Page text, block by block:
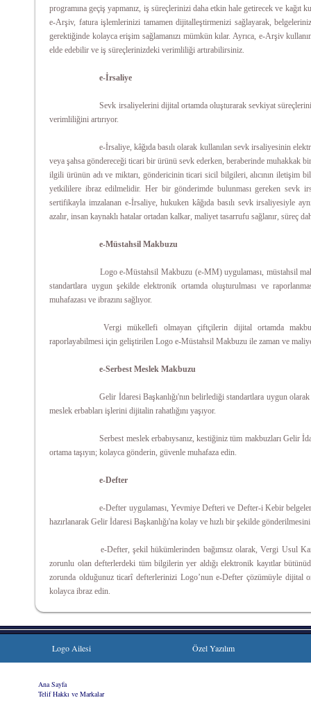
programına geçiş yapmanız, iş süreçlerinizi daha etkin hale getirecek ve kağıt
e-Arşiv, fatura işlemlerinizi tamamen dijitalleştirmenizi sağlayarak,
gerektiğinde kolayca erişim sağlamanızı mümkün kılar. Ayrıca, e-Arşiv
elde edebilir ve iş süreçlerinizdeki verimliliği artırabilirsiniz.
e-İrsaliye
Sevk irsaliyelerini dijital ortamda oluşturarak sevkiyat
verimliliğini artırıyor.
e-İrsaliye, kâğıda basılı olarak kullanılan sevk irsaliyesinin
veya şahsa göndereceği ticari bir ürünü sevk ederken, beraberinde muhakkak
ilgili ürünün adı ve miktarı, göndericinin ticari sicil bilgileri, alıcının iletişim
yetkililere ibraz edilmelidir. Her bir gönderimde bulunması gereken sevk
sertifikayla imzalanan e-İrsaliye, hukuken kâğıda basılı sevk irsaliyesiyle
azalır, insan kaynaklı hatalar ortadan kalkar, maliyet tasarrufu sağlanır, süreç
e-Müstahsil Makbuzu
Logo e-Müstahsil Makbuzu (e-MM) uygulaması, müstahsil
standartlara uygun şekilde elektronik ortamda oluşturulması ve
muhafazası ve ibrazını sağlıyor.
Vergi mükellefi olmayan çiftçilerin dijital ortamda
raporlayabilmesi için geliştirilen Logo e-Müstahsil Makbuzu ile zaman ve
e-Serbest Meslek Makbuzu
Gelir İdaresi Başkanlığı'nın belirlediği standartlara uygun
meslek erbabları işlerini dijitalin rahatlığını yaşıyor.
Serbest meslek erbabıysanız, kestiğiniz tüm makbuzları Gelir
ortama taşıyın; kolayca gönderin, güvenle muhafaza edin.
e-Defter
e-Defter uygulaması, Yevmiye Defteri ve Defter-i Kebir
hazırlanarak Gelir İdaresi Başkanlığı'na kolay ve hızlı bir şekilde
e-Defter, şekil hükümlerinden bağımsız olarak, Vergi Usul
zorunlu olan defterlerdeki tüm bilgilerin yer aldığı elektronik kayıtlar
zorunda olduğunuz ticarî defterlerinizi Logo’nun e-Defter çözümüyle dijital
kolayca ibraz edin.
Logo Ailesi Özel Yazılım
Ana Sayfa
Telif Hakkı ve Markalar